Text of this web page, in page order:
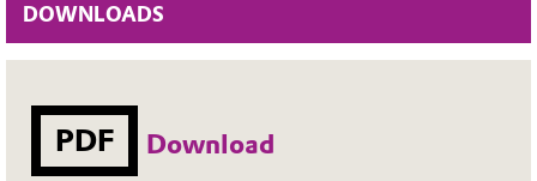
DOWNLOADS
PDF Download